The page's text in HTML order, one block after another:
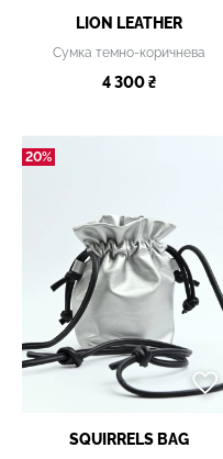
LION LEATHER
Сумка темно-коричнева
4 300 ₴
20%
SQUIRRELS BAG